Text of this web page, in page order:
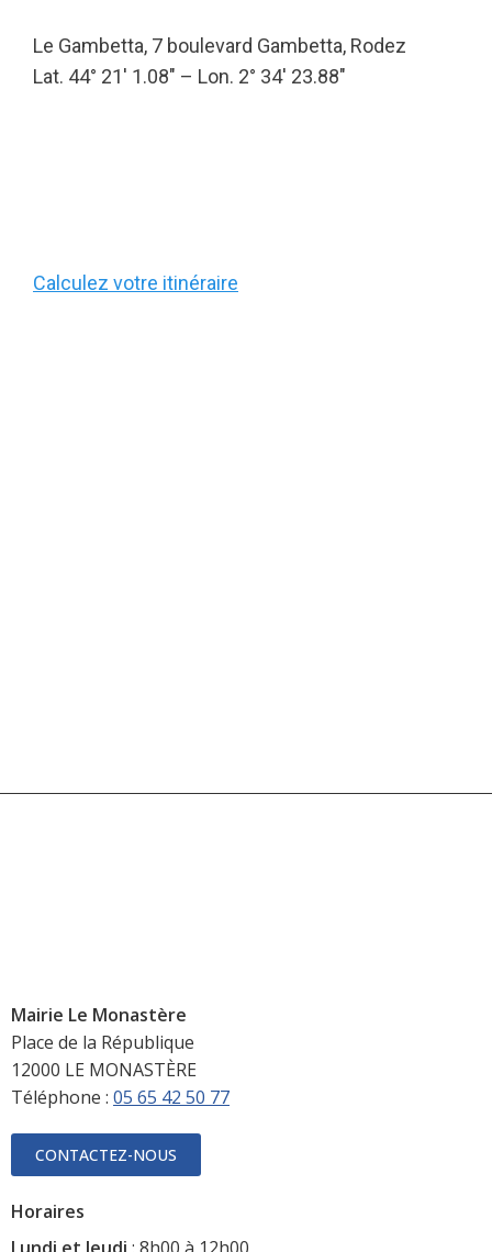
Le Gambetta, 7 boulevard Gambetta, Rodez
Lat. 44° 21′ 1.08″ – Lon. 2° 34′ 23.88″
Calculez votre itinéraire
Mairie Le Monastère
Place de la République
12000 LE MONASTÈRE
Téléphone : 05 65 42 50 77
CONTACTEZ-NOUS
Horaires